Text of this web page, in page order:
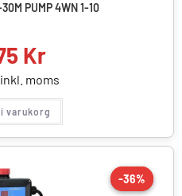
PUMP 4WN 1-10
Kr
inkl. moms
varukorg
-36%
-36%